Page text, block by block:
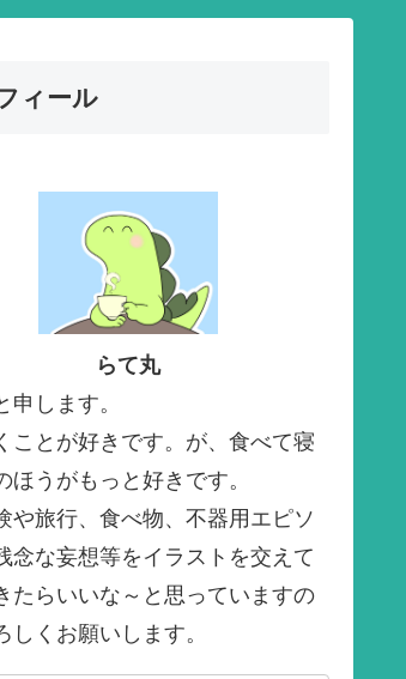
ィール
らて丸
申します。
ことが好きです。が、食べて寝
ほうがもっと好きです。
や旅行、食べ物、不器用エピソ
念な妄想等をイラストを交えて
たらいいな～と思っていますの
しくお願いします。